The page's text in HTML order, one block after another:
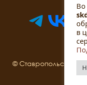
Во
в
© Ставропольский